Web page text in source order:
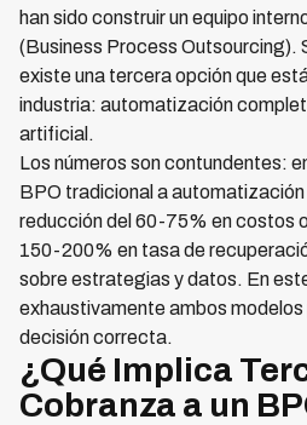
han sido construir un equipo
(Business Process Outsourcing).
existe una tercera opción que
industria: automatización
artificial.
Los números son contundentes:
BPO tradicional a
reducción del 60-75% en costos
150-200% en tasa de
sobre estrategias y datos. En
exhaustivamente ambos
decisión correcta.
¿Qué Implica
Cobranza a un